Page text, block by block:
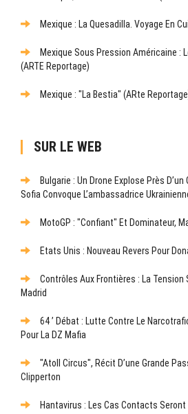
Mexique : La Quesadilla. Voyage En
Mexique Sous Pression Américaine :
(ARTE Reportage)
Mexique : "La Bestia" (ARte
SUR LE WEB
Bulgarie : Un Drone Explose Près
Sofia Convoque L’ambassadrice
MotoGP : "Confiant" Et Dominateur,
Etats Unis : Nouveau Revers Pour
Contrôles Aux Frontières : La Tension
Madrid
64 ’ Débat : Lutte Contre Le
Pour La DZ Mafia
"Atoll Circus", Récit D’une Grande
Clipperton
Hantavirus : Les Cas Contacts